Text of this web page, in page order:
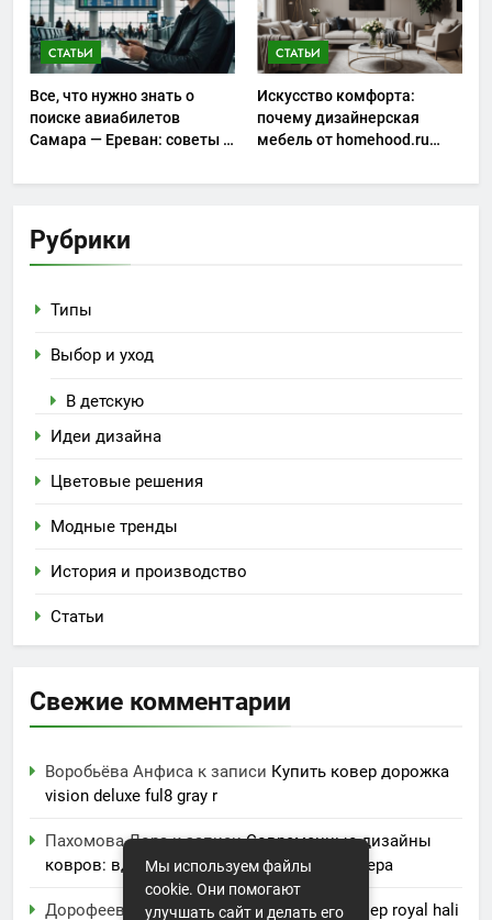
СТАТЬИ
Все, что нужно знать о
поиске авиабилетов
Самара — Ереван: советы и
СТАТЬИ
Искусство комфорта:
почему дизайнерская
мебель от homehood.ru
интерьере
Рубрики
Типы
Выбор и уход
В детскую
Идеи дизайна
Цветовые решения
Модные тренды
История и производство
Статьи
Свежие комментарии
Воробьёва Анфиса к записи Купить ковер дорожка
vision deluxe ful8 gray r
Пахомова Лорак записиСовременные дизайны
ковров: вдохновение для вашего интерьера
Дорофеева Акулинак записиКупить ковер royal hali
Мы используем файлы
cookie. Они помогают
улучшать сайт и делать его